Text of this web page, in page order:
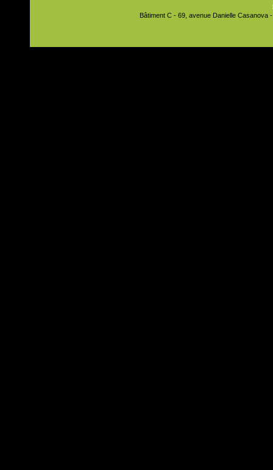
Bâtiment C - 69, avenue Danielle